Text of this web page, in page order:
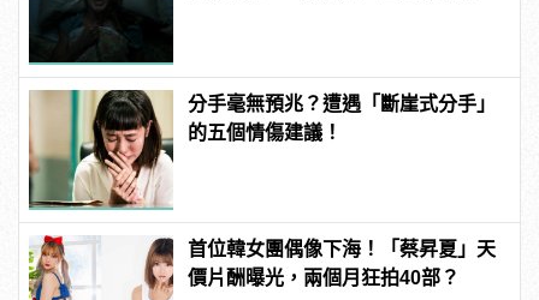
分手毫無預兆？遭遇「斷崖式分手」
的五個情傷建議！
首位韓女團偶像下海！「蔡昇夏」天
價片酬曝光，兩個月狂拍40部？